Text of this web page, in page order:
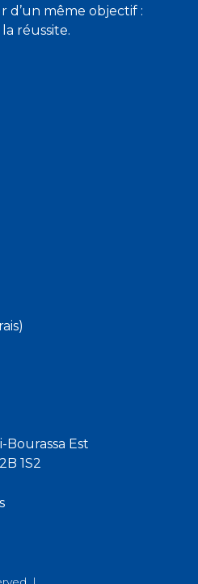
d’un même objectif :
réussite.
Est
1S2